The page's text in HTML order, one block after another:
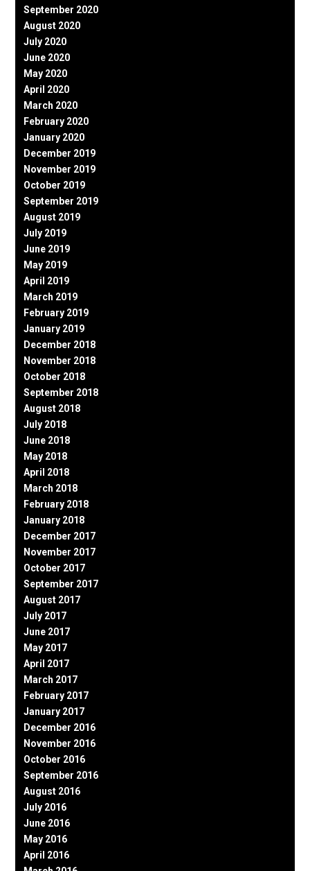
September 2020
August 2020
July 2020
June 2020
May 2020
April 2020
March 2020
February 2020
January 2020
December 2019
November 2019
October 2019
September 2019
August 2019
July 2019
June 2019
May 2019
April 2019
March 2019
February 2019
January 2019
December 2018
November 2018
October 2018
September 2018
August 2018
July 2018
June 2018
May 2018
April 2018
March 2018
February 2018
January 2018
December 2017
November 2017
October 2017
September 2017
August 2017
July 2017
June 2017
May 2017
April 2017
March 2017
February 2017
January 2017
December 2016
November 2016
October 2016
September 2016
August 2016
July 2016
June 2016
May 2016
April 2016